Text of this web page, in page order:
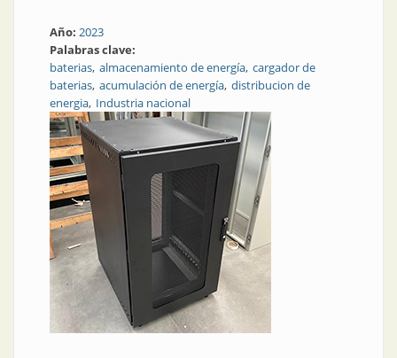
Año: 2023
Palabras clave:
baterias almacenamiento de energía cargador de
baterias acumulación de energía distribucion de
energia Industria nacional